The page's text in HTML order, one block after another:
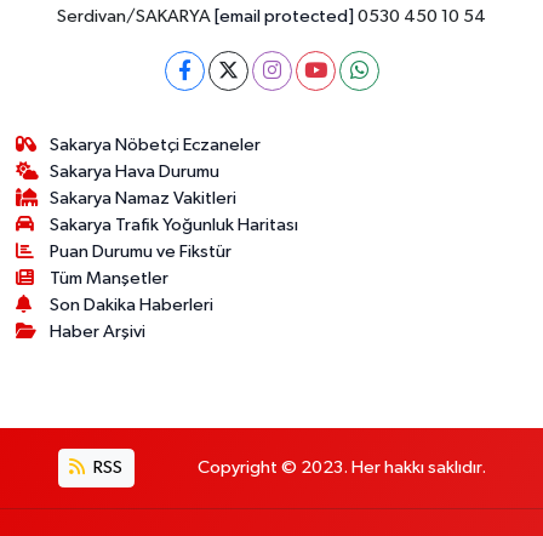
Serdivan/SAKARYA [email protected] 0530 450 10 54
Sakarya Nöbetçi Eczaneler
Sakarya Hava Durumu
Sakarya Namaz Vakitleri
Sakarya Trafik Yoğunluk Haritası
Puan Durumu ve Fikstür
Tüm Manşetler
Son Dakika Haberleri
Haber Arşivi
RSS Copyright © 2023. Her hakkı saklıdır.